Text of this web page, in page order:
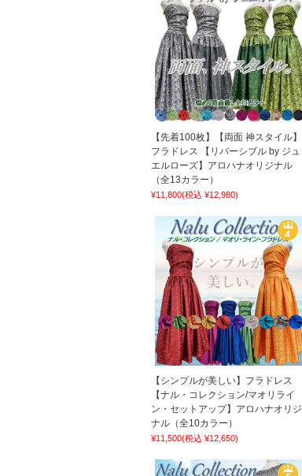
【先着100枚】【両面 神スタイル】
フラドレス 【リバーシブル by ジュ
エルローズ】アロハナオリジナル
（全13カラー）
¥11,800(税込 ¥12,980)
【シンプルが美しい】フラドレス
【ナル・コレクション/マオリライ
ン・セットアップ】アロハナオリジ
ナル（全10カラー）
¥11,500(税込 ¥12,650)